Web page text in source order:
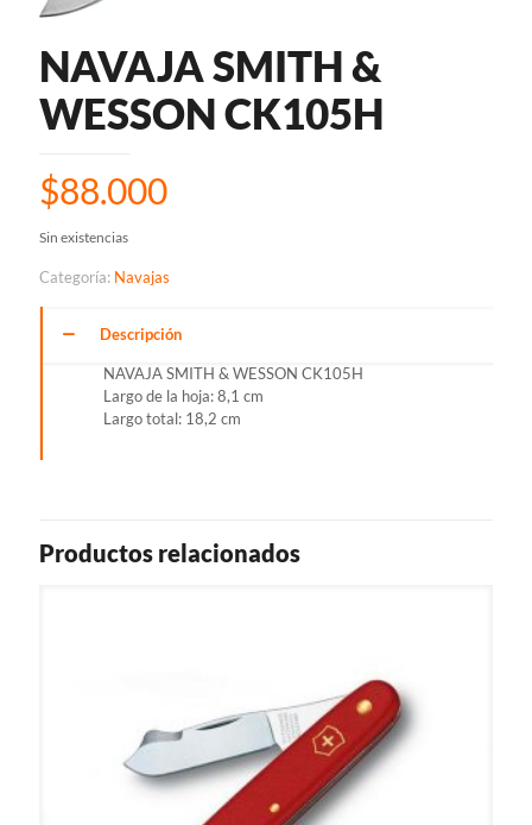
NAVAJA SMITH &
WESSON CK105H
$88.000
Sin existencias
Categoría: Navajas
Descripción
NAVAJA SMITH & WESSON CK105H
Largo de la hoja: 8,1 cm
Largo total: 18,2 cm
Productos relacionados